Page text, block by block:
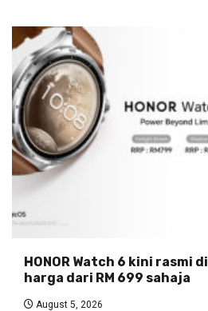
HONOR Watch 6 kini rasmi
harga dari RM 699 sahaja
August 5, 2026